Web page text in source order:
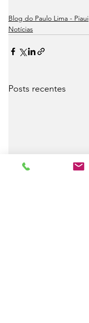
Blog do Paulo Lima - Piaui
Notícias
Posts recentes